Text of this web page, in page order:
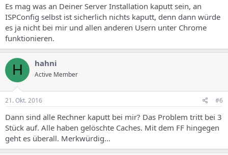
Es mag was an Deiner Server Installation kaputt sein, an
ISPConfig selbst ist sicherlich nichts kaputt, denn dann würde
es ja nicht bei mir und allen anderen Usern unter Chrome
funktionieren.
H hahni
Active Member
21. Okt. 2016 #6
Dann sind alle Rechner kaputt bei mir? Das Problem tritt bei 3
Stück auf. Alle haben gelöschte Caches. Mit dem FF hingegen
geht es überall. Merkwürdig...